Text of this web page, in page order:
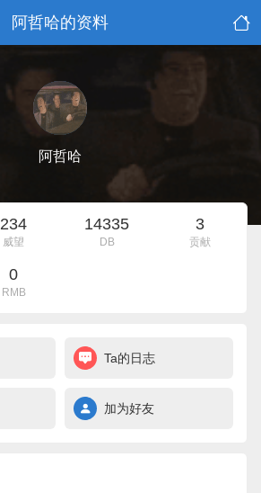
阿哲哈的资料
阿哲哈
234
威望
14335
DB
3
贡献
0
RMB
Ta的日志
加为好友